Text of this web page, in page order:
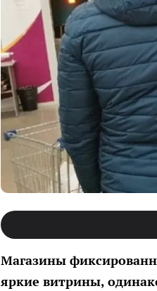
Магазины
яркие витрины,